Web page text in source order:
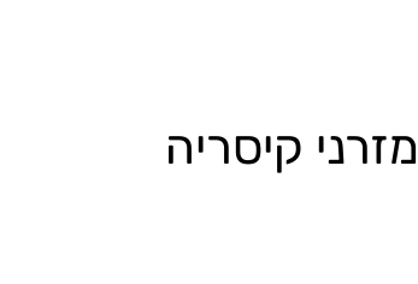
מזרני קיסריה